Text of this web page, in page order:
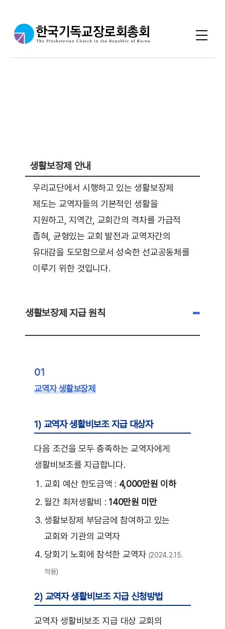
생활보장제 안내
우리교단에서 시행하고 있는 생활보장제
제도는 교역자들의 기본적인 생활을
지원하고, 지역간, 교회간의 격차를 가급적
좁혀, 균형있는 교회 발전과 교역자간의
유대감을 도모함으로서 성숙한 선교공동체를
이루기 위한 것입니다.
생활보장제 지급 원칙
01
교역자 생활보장제
1) 교역자 생활비보조 지급 대상자
다음 조건을 모두 충족하는 교역자에게
생활비보조를 지급합니다.
교회 예산 한도금액 : 4,000만원 이하
월간 최저생활비 : 140만원 미만
생활보장제 부담금에 참여하고 있는
교회와 기관의 교역자
당회기 노회에 참석한 교역자 (2024.2.15.
적용)
2) 교역자 생활비보조 지급 신청방법
교역자 생활비보조 지급 대상 교회의